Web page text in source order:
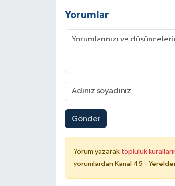
Yorumlar
Gönder
Yorum yazarak topluluk
yorumlardan Kanal 45 -